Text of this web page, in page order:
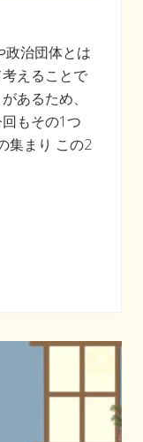
政治団体とは
えることで
あるため、
もその1つ
集まり この2